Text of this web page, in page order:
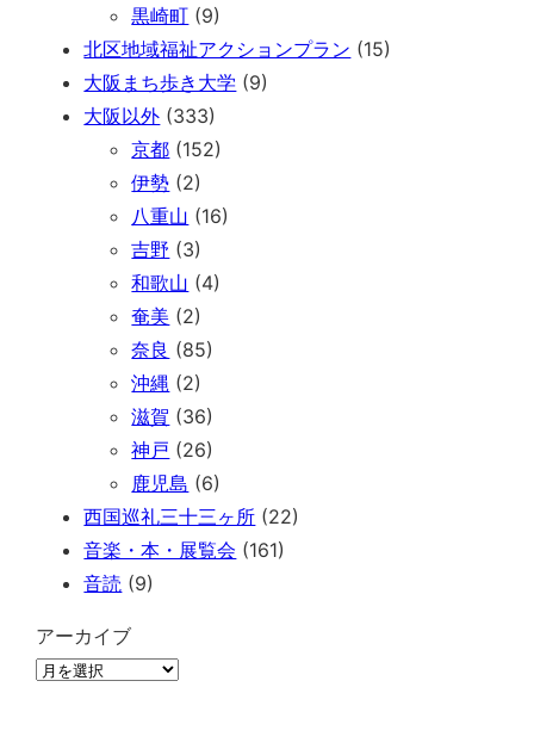
黒崎町 (9)
北区地域福祉アクションプラン (15)
大阪まち歩き大学 (9)
大阪以外 (333)
京都 (152)
伊勢 (2)
八重山 (16)
吉野 (3)
和歌山 (4)
奄美 (2)
奈良 (85)
沖縄 (2)
滋賀 (36)
神戸 (26)
鹿児島 (6)
西国巡礼三十三ヶ所 (22)
音楽・本・展覧会 (161)
音読 (9)
アーカイブ